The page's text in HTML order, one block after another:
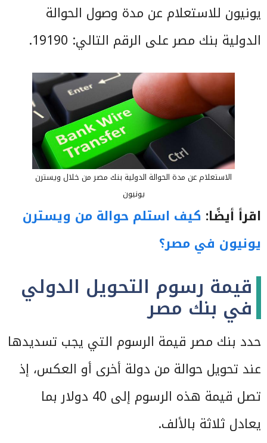
يونيون للاستعلام عن مدة وصول الحوالة
الدولية بنك مصر على الرقم التالي: 19190.
الاستعلام عن مدة الحوالة الدولية بنك مصر من خلال ويسترن
يونيون
اقرأ أيضًا: كيف استلم حوالة من ويسترن
يونيون في مصر؟
قيمة رسوم التحويل الدولي
في بنك مصر
حدد بنك مصر قيمة الرسوم التي يجب تسديدها
عند تحويل حوالة من دولة أخرى أو العكس، إذ
تصل قيمة هذه الرسوم إلى 40 دولار بما
يعادل ثلاثة بالألف.